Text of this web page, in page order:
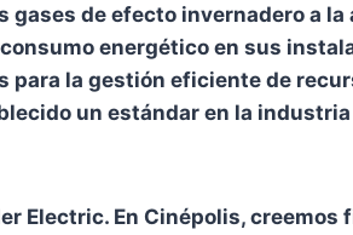
de efecto invernadero a
energético en sus
la gestión eficiente de
un estándar en la
Electric. En Cinépolis,